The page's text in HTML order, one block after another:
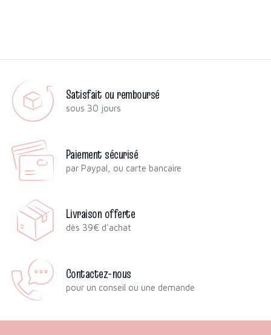
Satisfait ou remboursé
sous 30 jours
Paiement sécurisé
par Paypal, ou carte bancaire
Livraison offerte
dès 39€ d'achat
Contactez-nous
pour un conseil ou une demande